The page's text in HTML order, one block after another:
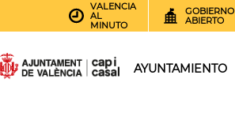
VALENCIA
AL
MINUTO
GOBIERNO
ABIERTO
AYUNTAMIENTO